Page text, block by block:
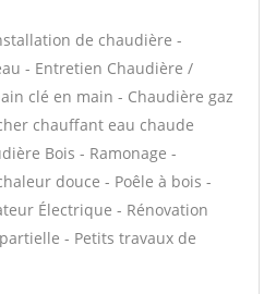
de chaudière -
- Entretien Chaudière /
clé en main - Chaudière gaz
chauffant eau chaude
Bois - Ramonage -
douce - Poêle à bois -
Électrique - Rénovation
- Petits travaux de